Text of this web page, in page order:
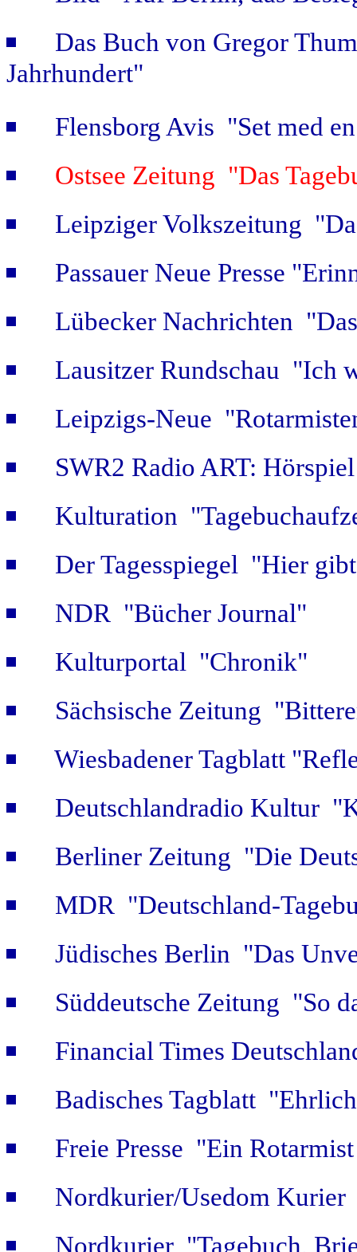
Das Buch von Gregor
Jahrhundert"
Flensborg Avis "Set med
Ostsee Zeitung "Das
Leipziger Volkszeitung
Passauer Neue Presse
Lübecker Nachrichten
Lausitzer Rundschau "Ich
Leipzigs-Neue
SWR2 Radio ART: Hörspiel
Kulturation
Der Tagesspiegel "Hier
NDR "Bücher Journal"
Kulturportal "Chronik"
Sächsische Zeitung
Wiesbadener Tagblatt
Deutschlandradio Kultur
Berliner Zeitung "Die
MDR "Deutschland-
Jüdisches Berlin "Das
Süddeutsche Zeitung "So
Financial Times
Badisches Tagblatt
Freie Presse "Ein
Nordkurier/Usedom
Nordkurier "Tagebuch,